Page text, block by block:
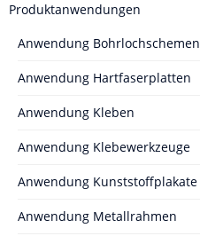
Produktanwendungen
Anwendung Bohrlochschemen
Anwendung Hartfaserplatten
Anwendung Kleben
Anwendung Klebewerkzeuge
Anwendung Kunststoffplakate
Anwendung Metallrahmen